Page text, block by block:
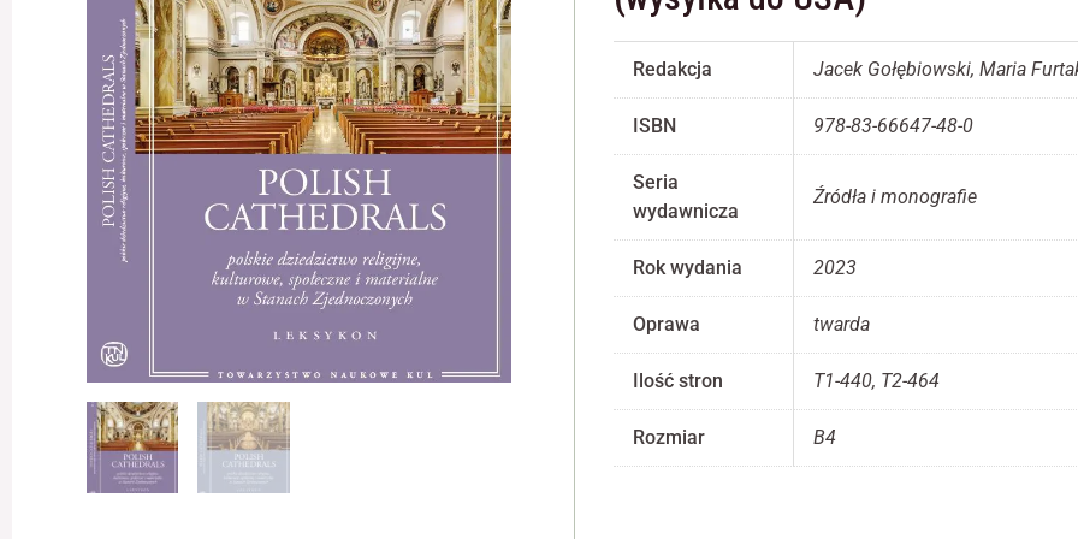
Redakcja Jacek Gołębiowski, Maria
ISBN 978-83-66647-48-0
Seria
wydawnicza
Źródła i monografie
Rok wydania 2023
Oprawa twarda
Ilość stron T1-440, T2-464
Rozmiar B4
Konieczne
nie są
one potrzebne
do
internetowej.
Statystyka